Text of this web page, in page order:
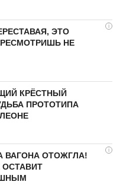
i
ЭТО
НЕ
КРЁСТНЫЙ
ПРОТОТИПА
i
ВАГОНА ОТОЖГЛА!
ОСТАВИТ